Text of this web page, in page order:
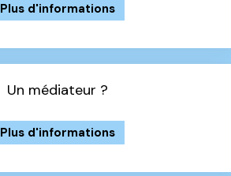
Plus d'informations
Un médiateur ?
Plus d'informations